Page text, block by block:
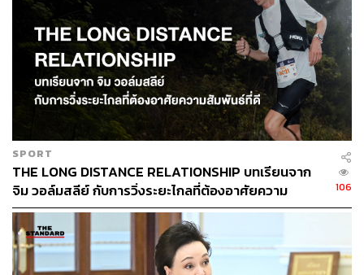
SPORT
THE LONG DISTANCE RELATIONSHIP บทเรียนจาก
จิม วอล์มสลีย์ กับการวิ่งระยะไกลที่ต้องอาศัยความ
สัมพันธ์ที่ดี
106